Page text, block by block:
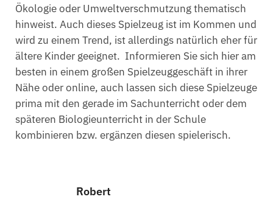
Ökologie oder Umweltverschmutzung thematisch
hinweist. Auch dieses Spielzeug ist im Kommen und
wird zu einem Trend, ist allerdings natürlich eher für
ältere Kinder geeignet. Informieren Sie sich hier am
besten in einem großen Spielzeuggeschäft in ihrer
Nähe oder online, auch lassen sich diese Spielzeuge
prima mit den gerade im Sachunterricht oder dem
späteren Biologieunterricht in der Schule
kombinieren bzw. ergänzen diesen spielerisch.
Robert